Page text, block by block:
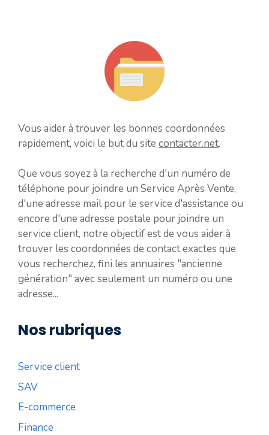
Vous aider à trouver les bonnes coordonnées
rapidement, voici le but du site contacter.net.
Que vous soyez à la recherche d'un numéro de
téléphone pour joindre un Service Après Vente,
d'une adresse mail pour le service d'assistance ou
encore d'une adresse postale pour joindre un
service client, notre objectif est de vous aider à
trouver les coordonnées de contact exactes que
vous recherchez, fini les annuaires "ancienne
génération" avec seulement un numéro ou une
adresse...
Nos rubriques
Service client
SAV
E-commerce
Finance